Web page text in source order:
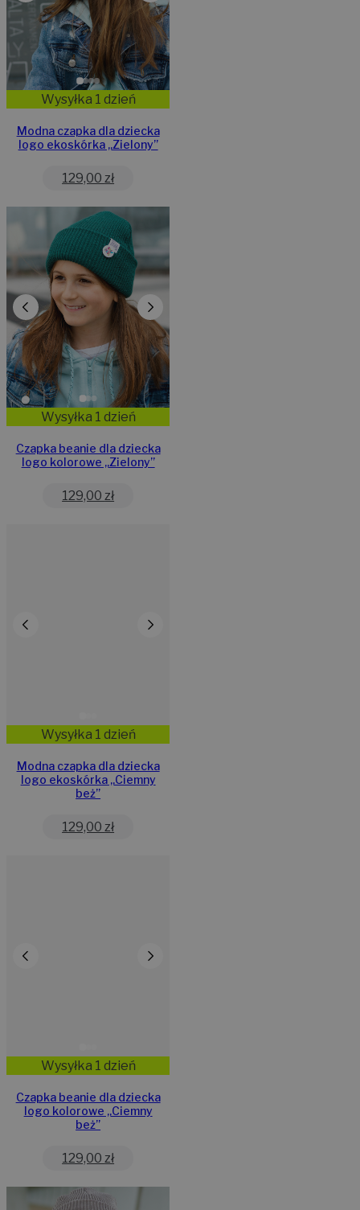
Wysyłka 1 dzień
Modna czapka dla dziecka
logo ekoskórka „Zielony”
129,00 zł
Wysyłka 1 dzień
Czapka beanie dla dziecka
logo kolorowe „Zielony”
129,00 zł
Wysyłka 1 dzień
Modna czapka dla dziecka
logo ekoskórka „Ciemny
beż”
129,00 zł
Wysyłka 1 dzień
Czapka beanie dla dziecka
logo kolorowe „Ciemny
beż”
129,00 zł